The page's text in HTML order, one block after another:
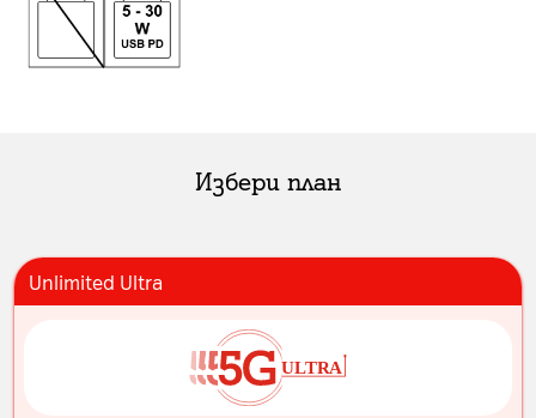
Избери план
Unlimited Ultra